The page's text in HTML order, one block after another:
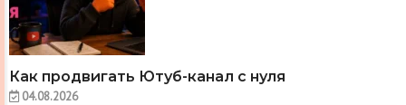
Как продвигать Ютуб-канал с нуля
04.08.2026